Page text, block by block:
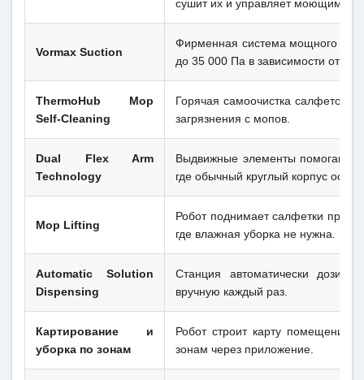
сушит их и управляет моющим
Vormax Suction
Фирменная система мощного
до 35 000 Па в зависимости от
ThermoHub Mop
Self-Cleaning
Горячая самоочистка салфеток
загрязнения с мопов.
Dual Flex Arm
Technology
Выдвижные элементы помогают
где обычный круглый корпус
Mop Lifting
Робот поднимает салфетки при
где влажная уборка не нужна.
Automatic Solution
Dispensing
Станция автоматически
вручную каждый раз.
Картирование и
уборка по зонам
Робот строит карту
зонам через приложение.